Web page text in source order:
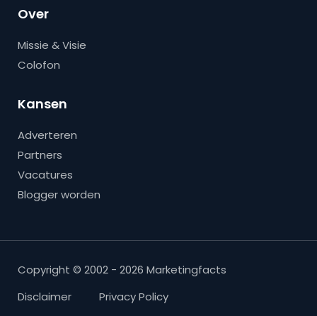
Over
Missie & Visie
Colofon
Kansen
Adverteren
Partners
Vacatures
Blogger worden
Copyright © 2002 - 2026 Marketingfacts
Disclaimer
Privacy Policy